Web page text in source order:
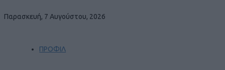
Παρασκευή, 7 Αυγούστου, 2026
ΠΡΟΦΙΛ